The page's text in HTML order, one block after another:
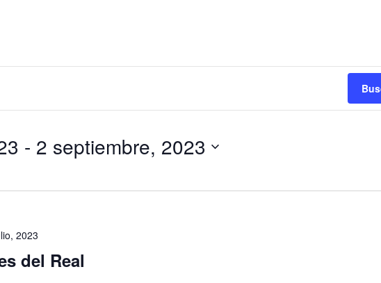
- 2 septiembre, 2023
2023
del Real